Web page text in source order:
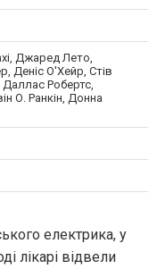
Джаред Лето,
Деніс О'Хейр, Стів
Робертс,
О. Ранкін, Донна
електрика, у
лікарі відвели